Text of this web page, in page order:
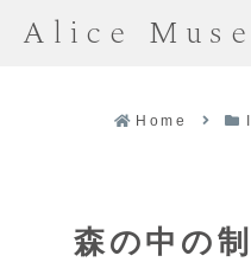
Alice
Home
森の中の